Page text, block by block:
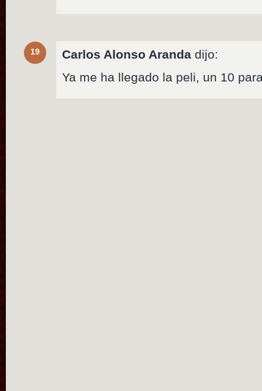
19 Carlos Alonso Aranda dijo:
Ya me ha llegado la peli, un 10